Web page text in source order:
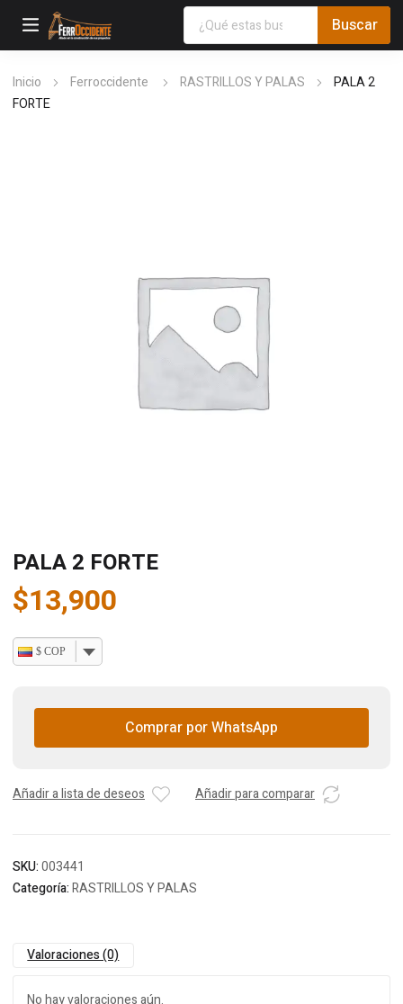
Inicio Ferroccidente RASTRILLOS Y PALAS
PALA 2
FORTE
PALA 2 FORTE
$13,900
$ COP
Comprar por WhatsApp
Añadir a lista de deseos Añadir para comparar
SKU:003441
Categoría:RASTRILLOS Y PALAS
Valoraciones (0)
No hay valoraciones aún.